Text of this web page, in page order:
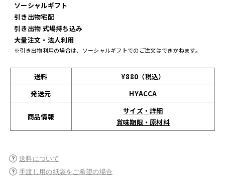
ソーシャルギフト
引き出物宅配
引き出物 式場持ち込み
大量注文・法人利用
※引き出物利用の場合は、ソーシャルギフトでのご注文はできかねます。
送料
¥880（税込）
発送元
HYACCA
商品情報
サイズ・詳細
賞味期限・原材料
送料について
手渡し用の紙袋をご希望の場合